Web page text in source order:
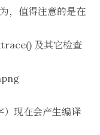
，值得注意的是在
及其它检查
）现在会产生编译